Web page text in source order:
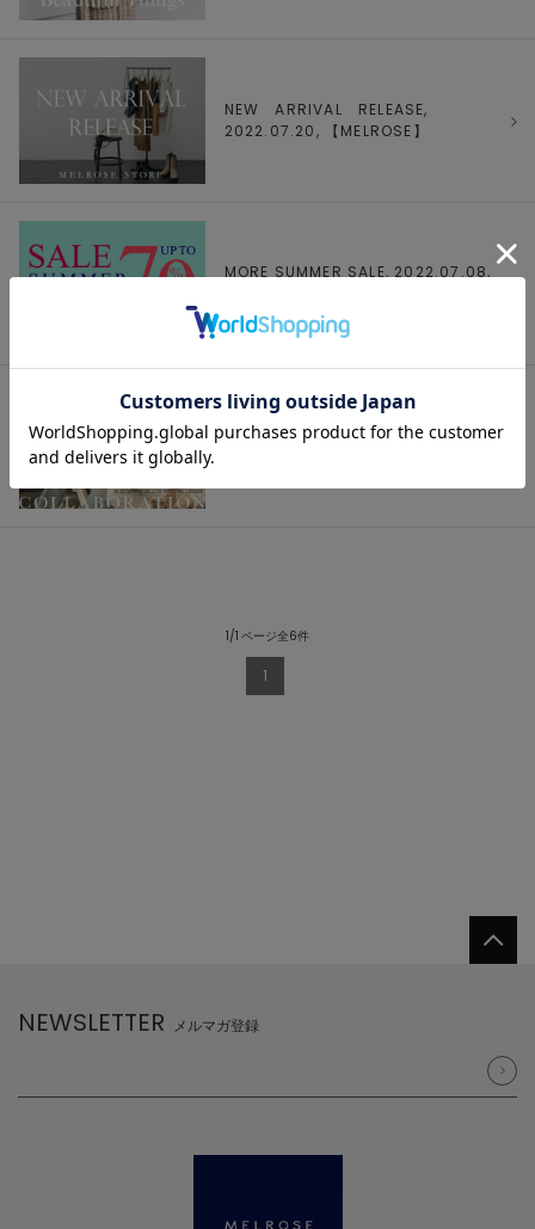
NEW ARRIVAL RELEASE,
2022.07.20, 【 MELROSE 】
MORE SUMMER SALE, 2022.07.08,
【Soffitto】☆Little Twin
Stars×soffittoコラボレーション☆,
1/1 ページ全6件
1
NEWSLETTER メルマガ登録